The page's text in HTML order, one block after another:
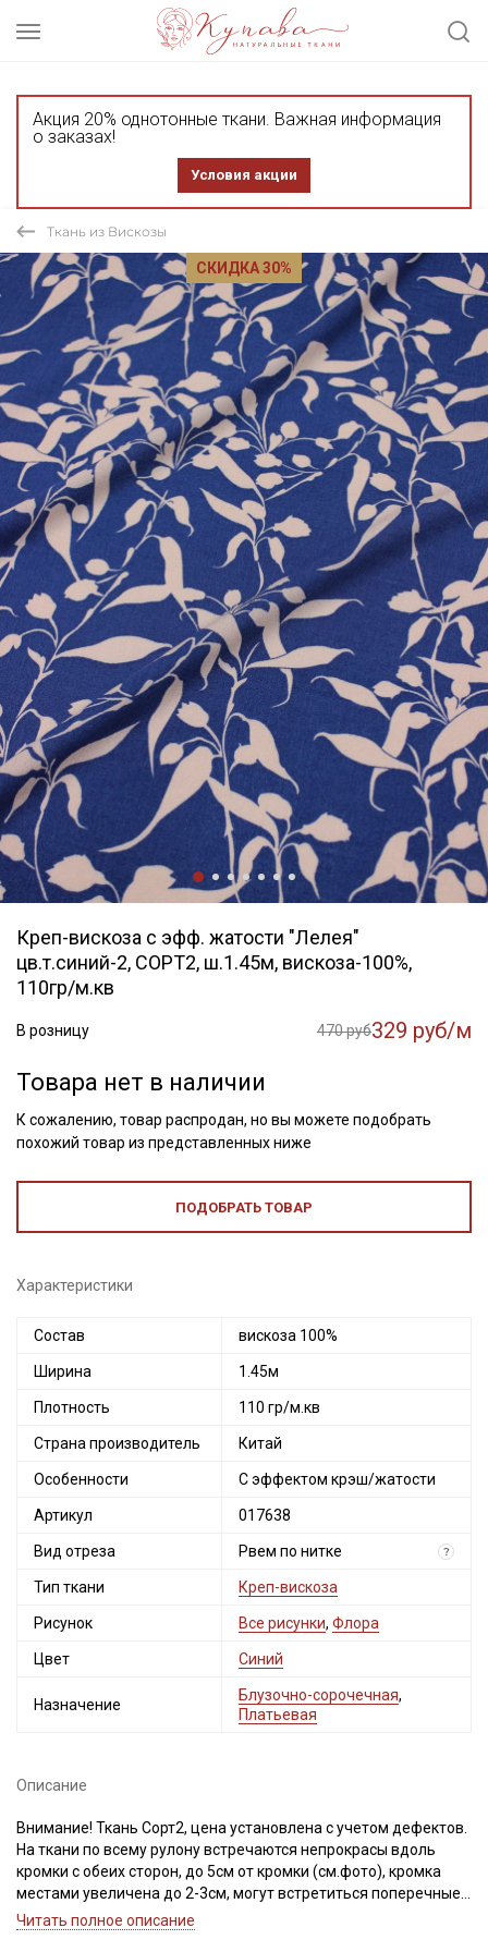
Акция 20% однотонные ткани. Важная информация
о заказах!
Условия акции
Ткань из Вискозы
СКИДКА 30%
Креп-вискоза с эфф. жатости "Лелея"
цв.т.синий-2, СОРТ2, ш.1.45м, вискоза-100%,
110гр/м.кв
В розницу 470 руб329 руб/м
Товара нет в наличии
К сожалению, товар распродан, но вы можете подобрать
похожий товар из представленных ниже
ПОДОБРАТЬ ТОВАР
Характеристики
Состав вискоза 100%
Ширина 1.45м
Плотность 110 гр/м.кв
Страна производитель Китай
Особенности С эффектом крэш/жатости
Артикул 017638
Вид отреза Рвем по нитке ?
Тип ткани Креп-вискоза
Рисунок Все рисунки, Флора
Цвет Синий
Назначение
Блузочно-сорочечная,
Платьевая
Описание
Внимание! Ткань Сорт2, цена установлена с учетом дефектов.
На ткани по всему рулону встречаются непрокрасы вдоль
кромки с обеих сторон, до 5см от кромки (см.фото), кромка
местами увеличена до 2-3см, могут встретиться поперечные
стрелки от кромки до 5см. Не вырезаем. Просим учитывать это
Читать полное описание
категории тканей
Электронная почта